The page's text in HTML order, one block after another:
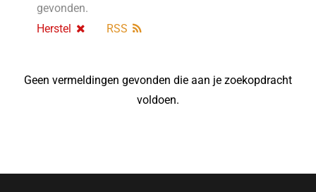
gevonden.
Herstel
RSS
Geen vermeldingen gevonden die aan je zoekopdracht
voldoen.